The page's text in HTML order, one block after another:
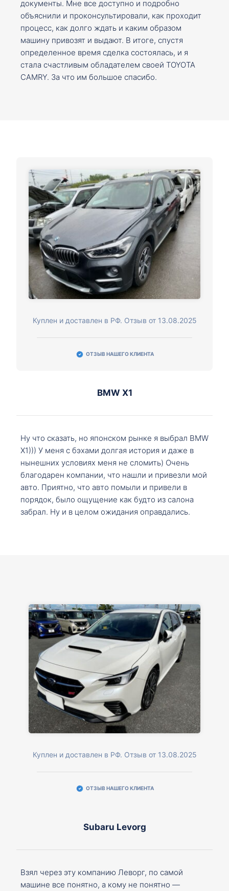
документы. Мне все доступно и подробно
объяснили и проконсультировали, как проходит
процесс, как долго ждать и каким образом
машину привозят и выдают. В итоге, спустя
определенное время сделка состоялась, и я
стала счастливым обладателем своей TOYOTA
CAMRY. За что им большое спасибо.
Куплен и доставлен в РФ. Отзыв от 13.08.2025
ОТЗЫВ НАШЕГО КЛИЕНТА
BMW X1
Ну что сказать, но японском рынке я выбрал BMW
X1))) У меня с бэхами долгая история и даже в
нынешних условиях меня не сломить) Очень
благодарен компании, что нашли и привезли мой
авто. Приятно, что авто помыли и привели в
порядок, было ощущение как будто из салона
забрал. Ну и в целом ожидания оправдались.
Куплен и доставлен в РФ. Отзыв от 13.08.2025
ОТЗЫВ НАШЕГО КЛИЕНТА
Subaru Levorg
Взял через эту компанию Леворг, по самой
машине все понятно, а кому не понятно —